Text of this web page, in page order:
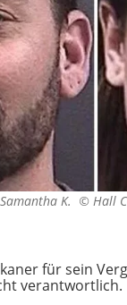
Samantha K. © Hall
für sein
verantwortlich.